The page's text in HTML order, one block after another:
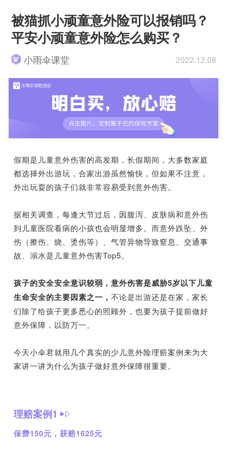
被猫抓小顽童意外险可以报销吗？
平安小顽童意外险怎么购买？
小雨伞课堂 2022.12.08
假期是儿童意外伤害的高发期，长假期间，大多数家庭
都选择外出游玩，合家出游虽然愉快，但如果不注意，
外出玩耍的孩子们就非常容易受到意外伤害。
据相关调查，每逢大节过后，因腹泻、皮肤病和意外伤
到儿童医院看病的小孩也会明显增多。而意外跌坠、外
伤（擦伤、烧、烫伤等）、气管异物导致窒息、交通事
故、溺水是儿童意外伤害Top5。
孩子的安全安全意识较弱，意外伤害是威胁5岁以下儿童
生命安全的主要因素之一， 不论是出游还是在家，家长
们除了给孩子更多悉心的照顾外，也要为孩子提前做好
意外保障，以防万一。
今天小伞君就用几个真实的少儿意外险理赔案例来为大
家讲一讲为什么为孩子做好意外保障很重要。
理赔案例1
保费150元，获赔1625元